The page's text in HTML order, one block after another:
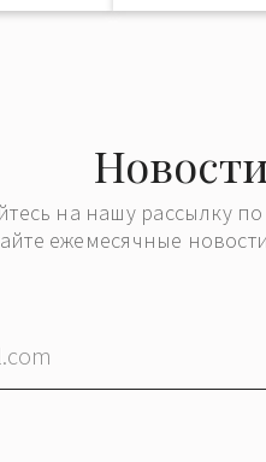
на нашу рассылку
ежемесячные